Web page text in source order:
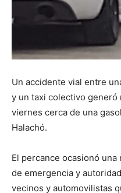
Un accidente vial entre
y un taxi colectivo
viernes cerca de una
Halachó.
El percance ocasionó
de emergencia y
vecinos y automovilistas